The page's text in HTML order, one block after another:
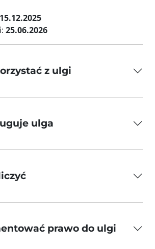
15.12.2025
25.06.2026
z ulgi
ulga
prawo do ulgi